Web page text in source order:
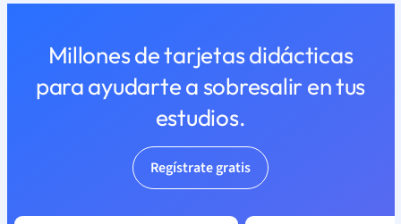
Millones de tarjetas didácticas
para ayudarte a sobresalir en tus
estudios.
Regístrate gratis